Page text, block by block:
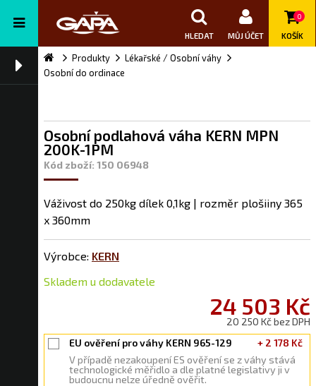
HLEDAT MŮJ ÚČET
0
KOŠÍK
Produkty
Lékařské / Osobní váhy
Osobní do ordinace
Osobní podlahová váha KERN MPN
200K-1PM
Kód zboží: 150 06948
Váživost do 250kg dílek 0,1kg | rozměr plošiiny 365
x 360mm
Výrobce: KERN
Skladem u dodavatele
24 503 Kč
20 250 Kč bez DPH
EU ověření pro váhy KERN 965-129
+ 2 178 Kč
V případě nezakoupení ES ověření se z váhy stává
technologické měřidlo a dle platné legislativy ji v
budoucnu nelze úředně ověřit.